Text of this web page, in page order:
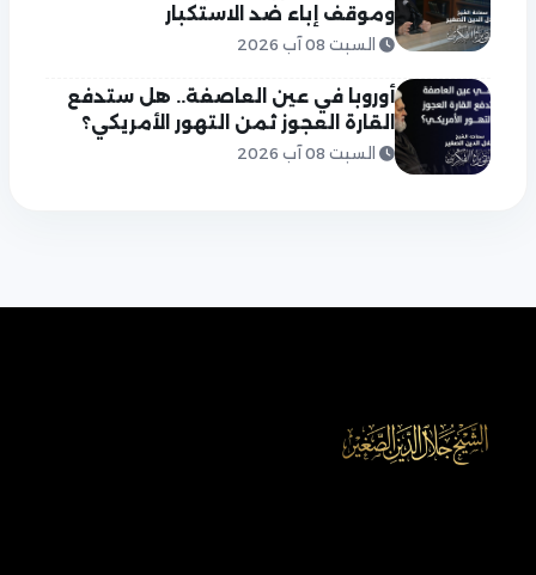
وموقف إباء ضد الاستكبار
السبت 08 آب 2026
أوروبا في عين العاصفة.. هل ستدفع
القارة العجوز ثمن التهور الأمريكي؟
السبت 08 آب 2026